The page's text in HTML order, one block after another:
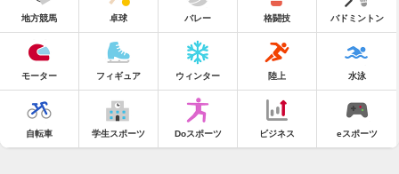
地方競馬 卓球 バレー 格闘技 バドミントン
モーター フィギュア ウィンター 陸上 水泳
自転車 学生スポーツ Doスポーツ ビジネス eスポーツ